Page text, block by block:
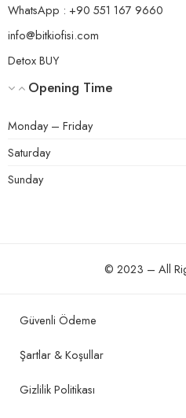
WhatsApp : +90 551 167 9660
info@bitkiofisi.com
Detox BUY
Opening Time
Monday – Friday
Saturday
Sunday
© 2023 – All
Güvenli Ödeme
Şartlar & Koşullar
Gizlilik Politikası